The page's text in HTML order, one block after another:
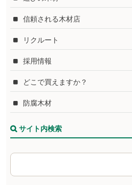
信頼される木材店
リクルート
採用情報
どこで買えますか？
防腐木材
サイト内検索